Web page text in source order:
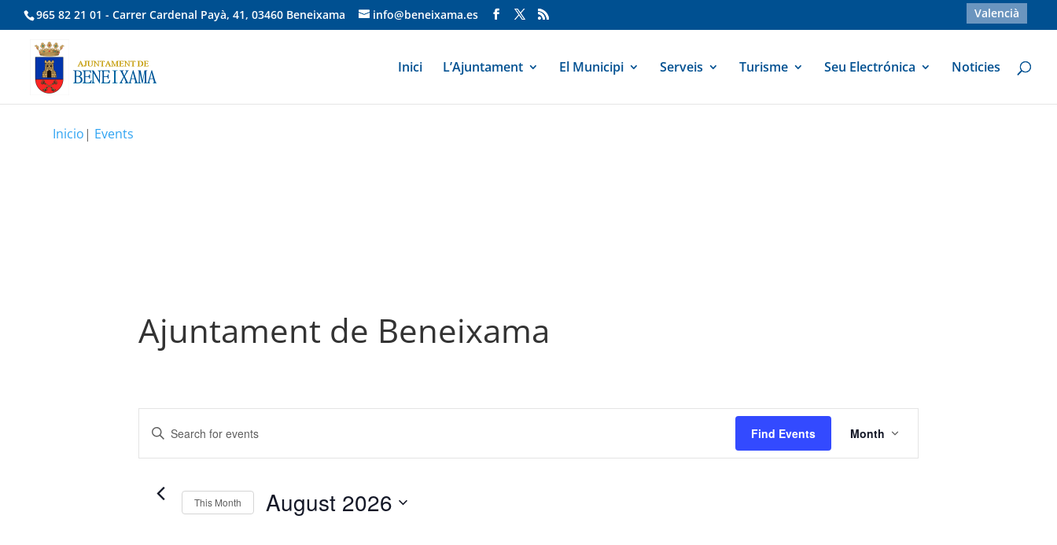
965 82 21 01 - Carrer Cardenal Payà, 41, 03460 Beneixama info@beneixama.es Valencià
Inici L’Ajuntament El Municipi Serveis Turisme Seu Electrónica Noticies
Inicio| Events
Ajuntament de Beneixama
Events
Search
and
Views
Navigation
Enter
Find Events
Event
Views
Navigation
Month
This Month August 2026